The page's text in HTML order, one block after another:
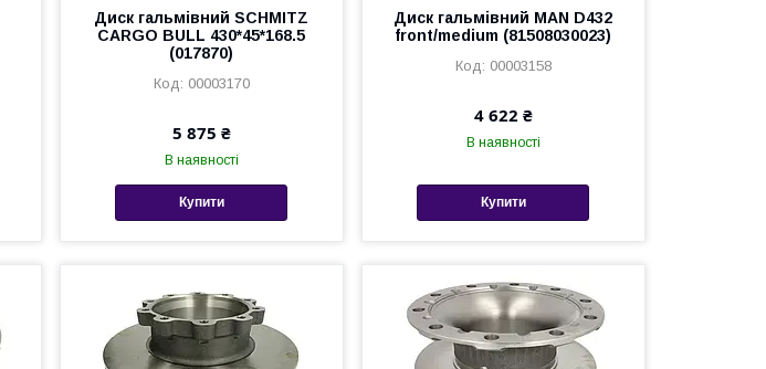
Диск гальмівний SCHMITZ
CARGO BULL 430*45*168.5
(017870)
00003170
5 875 ₴
В наявності
Купити
Диск гальмівний MAN D432
front/medium (81508030023)
00003158
4 622 ₴
В наявності
Купити